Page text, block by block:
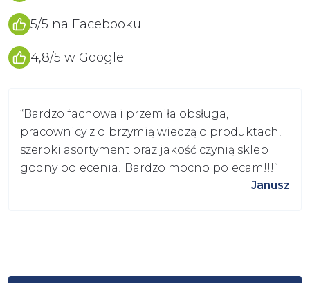
5/5 na Facebooku
4,8/5 w Google
“Bardzo fachowa i przemiła obsługa,
pracownicy z olbrzymią wiedzą o produktach,
szeroki asortyment oraz jakość czynią sklep
godny polecenia! Bardzo mocno polecam!!!”
Janusz